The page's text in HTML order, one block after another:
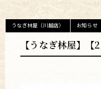
【うなぎ林屋】【
うなぎ林屋（川越店） お知らせ